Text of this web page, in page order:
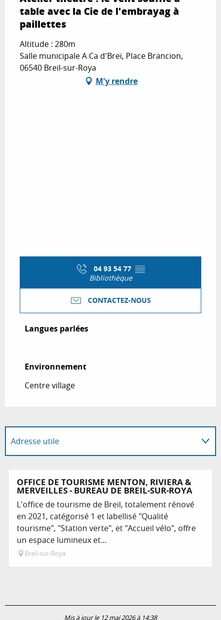
table avec la Cie de l'embrayag à
paillettes
Altitude : 280m
Salle municipale A Ca d'Breï, Place Brancion,
06540 Breil-sur-Roya
M'y rendre
04 93 54 77 ▒▒
Bibliothèque
CONTACTEZ-NOUS
Langues parlées
Langues parlées
Environnement
Environnement
Centre village
Adresse utile
OFFICE DE TOURISME MENTON, RIVIERA &
MERVEILLES - BUREAU DE BREIL-SUR-ROYA
L'office de tourisme de Breil, totalement rénové
en 2021, catégorisé 1 et labellisé "Qualité
tourisme", "Station verte", et "Accueil vélo", offre
un espace lumineux et...
Breil-sur-Roya
Mis à jour le 12 mai 2026 à 14:38